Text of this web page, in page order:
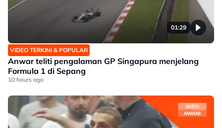
01:29
VIDEO TERKINI & POPULAR
Anwar teliti pengalaman GP Singapura menjelang
Formula 1 di Sepang
10 hours ago